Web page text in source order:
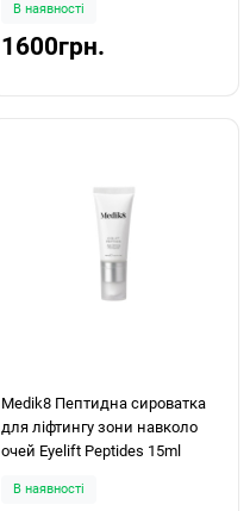
В наявності
1600грн.
Medik8 Пептидна сироватка
для ліфтингу зони навколо
очей Eyelift Peptides 15ml
В наявності